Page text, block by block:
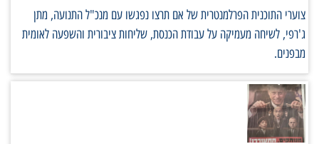
צוערי התוכנית הפרלמנטרית של אם תרצו נפגשו עם מנכ"ל התנועה, מתן
ג'רפי, לשיחה מעמיקה על עבודת הכנסת, שליחות ציבורית והשפעה לאומית
מבפנים.